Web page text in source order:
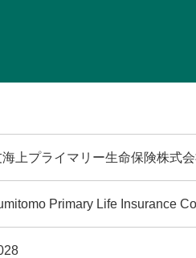
上プライマリー生命保険株式
Primary Life Insurance